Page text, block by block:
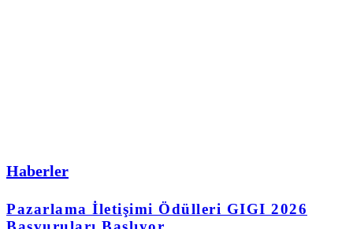
Haberler
Pazarlama İletişimi Ödülleri GIGI 2026